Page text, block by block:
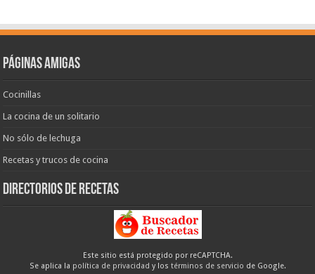
Páginas amigas
Cocinillas
La cocina de un solitario
No sólo de lechuga
Recetas y trucos de cocina
Directorios de recetas
Este sitio está protegido por reCAPTCHA.
Se aplica la política de privacidad y los términos de servicio de Google.